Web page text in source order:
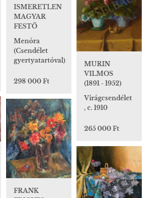
ISMERETLEN
MAGYAR
FESTŐ
Menóra
(Csendélet
gyertyatartóval)
298 000 Ft
MURIN
VILMOS
(1891 - 1952)
Virágcsendélet
, c. 1910
265 000 Ft
FRANK